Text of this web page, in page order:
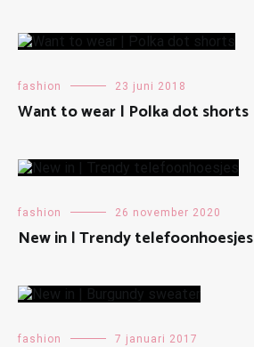
fashion 23 juni 2018
Want to wear | Polka dot shorts
fashion 26 november 2020
New in | Trendy telefoonhoesjes
fashion 7 januari 2017